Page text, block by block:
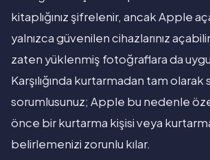
kitaplığınız şifrelenir, ancak Apple
yalnızca güvenilen cihazlarınız
zaten yüklenmiş fotoğraflara da
Karşılığında kurtarmadan tam olarak
sorumlusunuz; Apple bu nedenle
önce bir kurtarma kişisi veya
belirlemenizi zorunlu kılar.